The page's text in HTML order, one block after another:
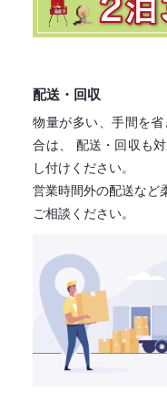
配送・回収
物量が多い、手間を
合は、
配送・回収も
し付けください。
営業時間外の配送など
ご相談ください。